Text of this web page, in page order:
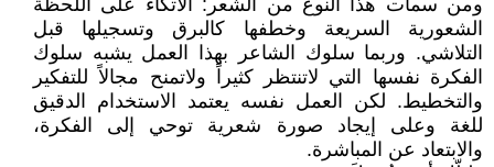
ومن سمات هذا النوع من الشعر: الاتكاء على اللحظة
الشعورية السريعة وخطفها كالبرق وتسجيلها قبل
التلاشي. وربما سلوك الشاعر بهذا العمل يشبه سلوك
الفكرة نفسها التي لاتنتظر كثيراً ولاتمنح مجالاً للتفكير
والتخطيط. لكن العمل نفسه يعتمد الاستخدام الدقيق
للغة وعلى إيجاد صورة شعرية توحي إلى الفكرة،
والابتعاد عن المباشرة.